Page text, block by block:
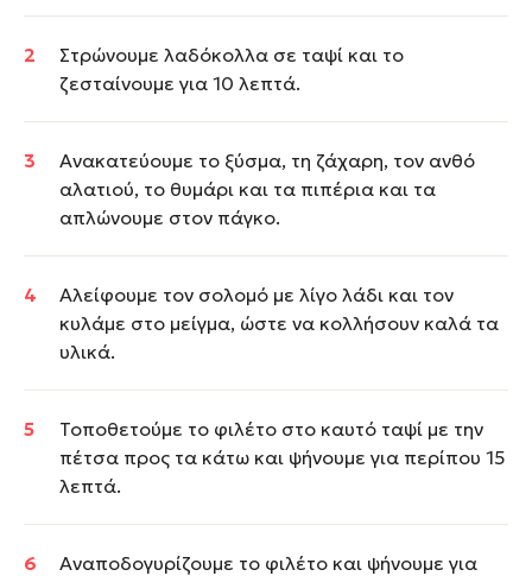
Στρώνουμε λαδόκολλα σε ταψί και το
ζεσταίνουμε για 10 λεπτά.
Ανακατεύουμε το ξύσμα, τη ζάχαρη, τον ανθό
αλατιού, το θυμάρι και τα πιπέρια και τα
απλώνουμε στον πάγκο.
Αλείφουμε τον σολομό με λίγο λάδι και τον
κυλάμε στο μείγμα, ώστε να κολλήσουν καλά τα
υλικά.
Τοποθετούμε το φιλέτο στο καυτό ταψί με την
πέτσα προς τα κάτω και ψήνουμε για περίπου 15
λεπτά.
Αναποδογυρίζουμε το φιλέτο και ψήνουμε για